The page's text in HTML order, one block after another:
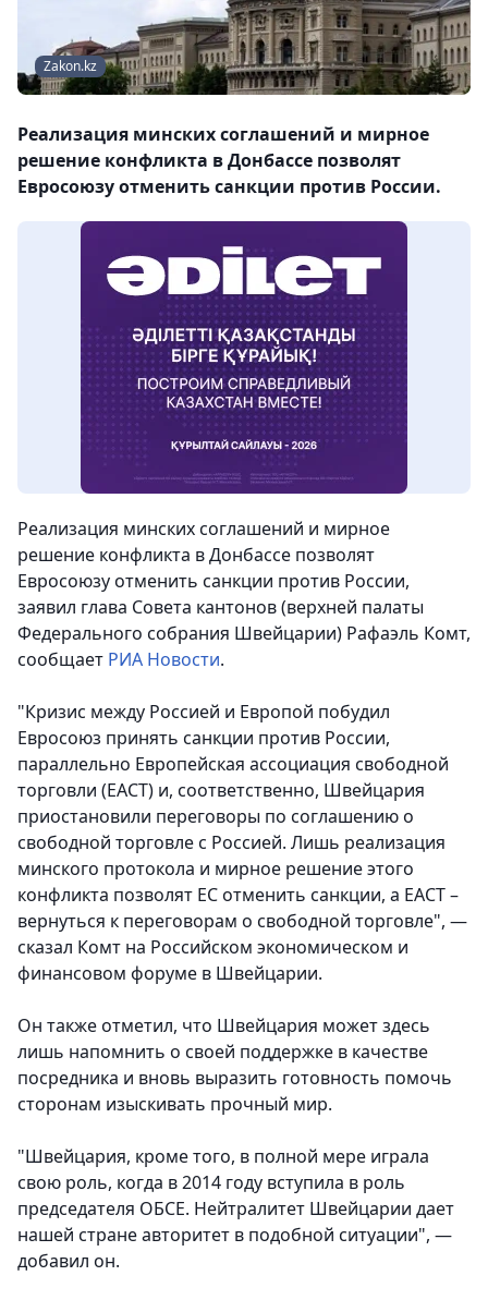
Zakon.kz
Реализация минских соглашений и мирное
решение конфликта в Донбассе позволят
Евросоюзу отменить санкции против России.
Реализация минских соглашений и мирное
решение конфликта в Донбассе позволят
Евросоюзу отменить санкции против России,
заявил глава Совета кантонов (верхней палаты
Федерального собрания Швейцарии) Рафаэль Комт,
сообщает РИА Новости.
"Кризис между Россией и Европой побудил
Евросоюз принять санкции против России,
параллельно Европейская ассоциация свободной
торговли (ЕАСТ) и, соответственно, Швейцария
приостановили переговоры по соглашению о
свободной торговле с Россией. Лишь реализация
минского протокола и мирное решение этого
конфликта позволят ЕС отменить санкции, а ЕАСТ –
вернуться к переговорам о свободной торговле", —
сказал Комт на Российском экономическом и
финансовом форуме в Швейцарии.
Он также отметил, что Швейцария может здесь
лишь напомнить о своей поддержке в качестве
посредника и вновь выразить готовность помочь
сторонам изыскивать прочный мир.
"Швейцария, кроме того, в полной мере играла
свою роль, когда в 2014 году вступила в роль
председателя ОБСЕ. Нейтралитет Швейцарии дает
нашей стране авторитет в подобной ситуации", —
добавил он.